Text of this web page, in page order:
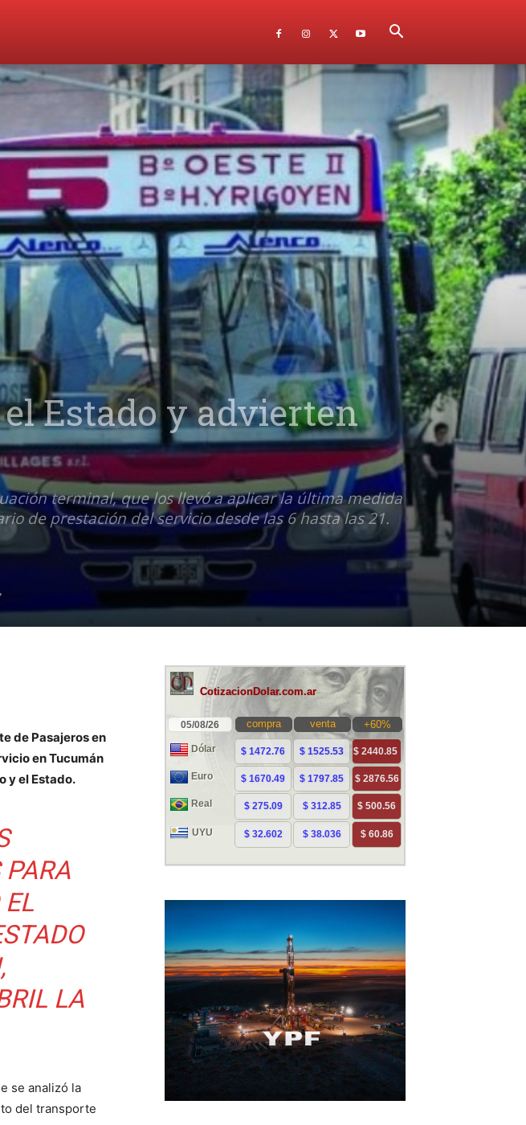
Estado y advierten
terminal, que los llevó a aplicar la última medida
de prestación del servicio desde las 6 hasta las 21.
de Pasajeros en
en Tucumán
y el Estado.
LA
se analizó la
del transporte